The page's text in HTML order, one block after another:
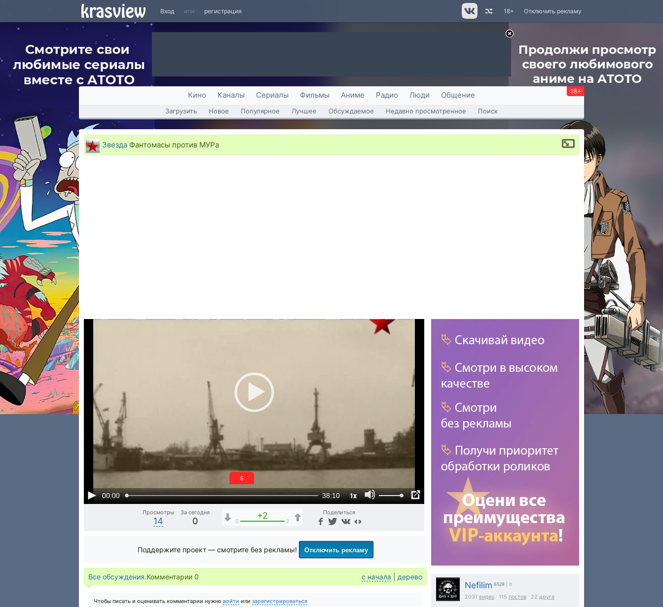
Вход или регистрация Отключить рекламу
18+
Кино Каналы Сериалы Фильмы Аниме Радио Люди Общение 18+
Загрузить Новое Популярное Лучшее Обсуждаемое Недавно просмотренное Поиск
Звезда Фантомасы против МУРа
00:00 38:10 1x
5
Просмотры
14
За сегодня
0
+2
0 2
Поделиться
Nefilim 6529 | 0
2031 видео 115 постов 22 друга
Поддержите проект — смотрите без рекламы! Отключить рекламу
Все обсуждения.Комментарии 0 с начала дерево
Чтобы писать и оценивать комментарии нужно войти или зарегистрироваться